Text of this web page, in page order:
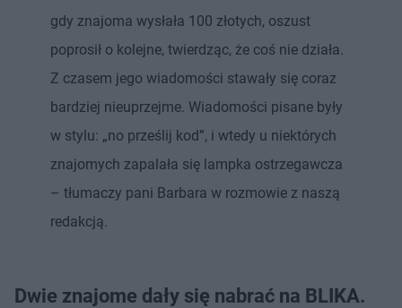
gdy znajoma wysłała 100 złotych, oszust
poprosił o kolejne, twierdząc, że coś nie działa.
Z czasem jego wiadomości stawały się coraz
bardziej nieuprzejme. Wiadomości pisane były
w stylu: „no prześlij kod”, i wtedy u niektórych
znajomych zapalała się lampka ostrzegawcza
– tłumaczy pani Barbara w rozmowie z naszą
redakcją.
Dwie znajome dały się nabrać na BLIKA.